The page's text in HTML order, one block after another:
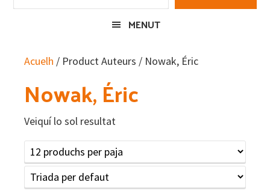
MENUT
Acuelh / Product Auteurs / Nowak, Éric
Nowak, Éric
Veiquí lo sol resultat